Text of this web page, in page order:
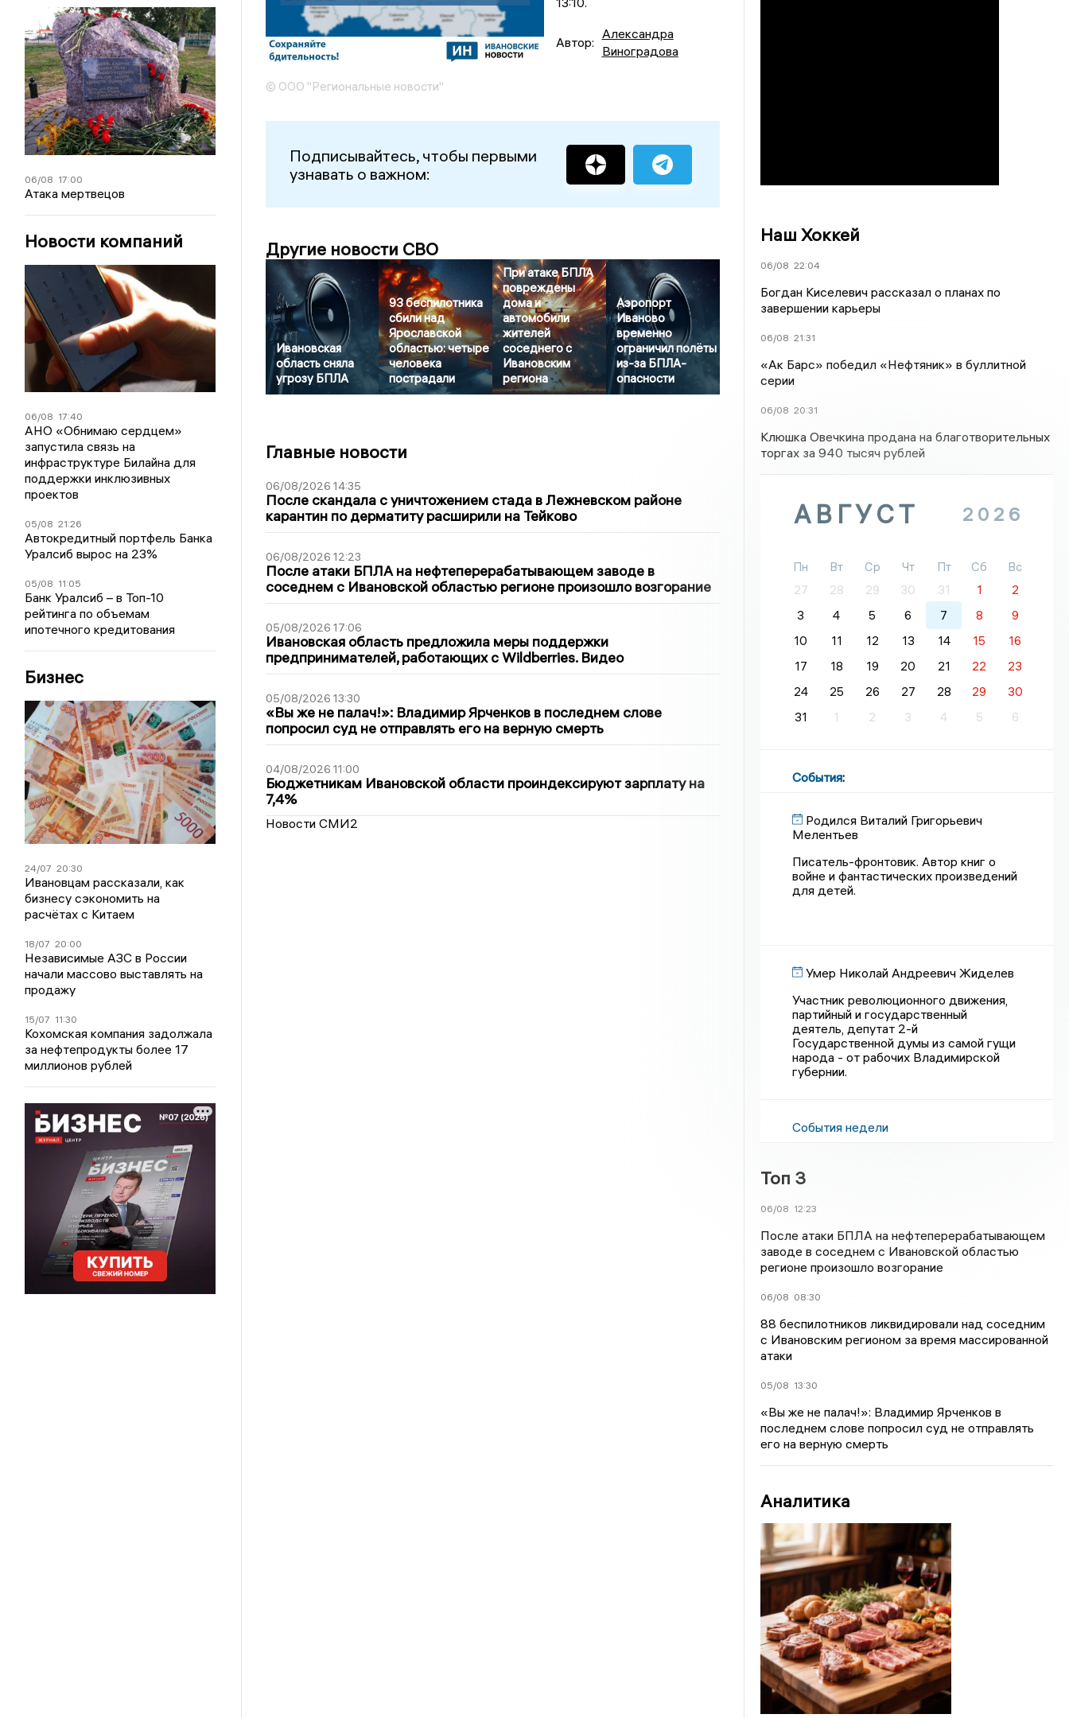
06/08 17:00
Атака мертвецов
Новости компаний
06/08 17:40
АНО «Обнимаю сердцем»
запустила связь на
инфраструктуре Билайна для
поддержки инклюзивных
проектов
05/08 21:26
Автокредитный портфель Банка
Уралсиб вырос на 23%
05/08 11:05
Банк Уралсиб – в Топ-10
рейтинга по объемам
ипотечного кредитования
Бизнес
24/07 20:30
Ивановцам рассказали, как
бизнесу сэкономить на
расчётах с Китаем
18/07 20:00
Независимые АЗС в России
начали массово выставлять на
продажу
15/07 11:30
Кохомская компания задолжала
за нефтепродукты более 17
миллионов рублей
© ООО "Региональные новости"
Автор:
Александра
Виноградова
Подписывайтесь, чтобы первыми
узнавать о важном:
Другие новости СВО
Ивановская
область сняла
угрозу БПЛА
93 беспилотника
сбили над
Ярославской
областью: четыре
человека
пострадали
При атаке БПЛА
повреждены
дома и
автомобили
жителей
соседнего с
Ивановским
региона
Аэропорт
Иваново
временно
ограничил полёты
из-за БПЛА-
опасности
Главные новости
06/08/2026 14:35
После скандала с уничтожением стада в Лежневском районе
карантин по дерматиту расширили на Тейково
06/08/2026 12:23
После атаки БПЛА на нефтеперерабатывающем заводе в
соседнем с Ивановской областью регионе произошло возгорание
05/08/2026 17:06
Ивановская область предложила меры поддержки
предпринимателей, работающих с Wildberries. Видео
05/08/2026 13:30
«Вы же не палач!»: Владимир Ярченков в последнем слове
попросил суд не отправлять его на верную смерть
04/08/2026 11:00
Бюджетникам Ивановской области проиндексируют зарплату на
7,4%
Новости СМИ2
Наш Хоккей
06/08 22:04
Богдан Киселевич рассказал о планах по
завершении карьеры
06/08 21:31
«Ак Барс» победил «Нефтяник» в буллитной
серии
06/08 20:31
Клюшка Овечкина продана на благотворительных
торгах за 940 тысяч рублей
АВГУСТ 2026
Пн Вт Ср Чт Пт Сб
Вс
27
28 29 30 31 1
2
3
4 5 6 7 8
9
10
11 12 13 14 15
16
17
18 19 20 21 22
23
24
25 26 27 28 29
30
31
1 2 3 4 5 6
События:
Родился Виталий Григорьевич
Мелентьев
Писатель-фронтовик. Автор книг о
войне и фантастических произведений
для детей.
Умер Николай Андреевич Жиделев
Участник революционного движения,
партийный и государственный
деятель, депутат 2-й
Государственной думы из самой гущи
народа - от рабочих Владимирской
губернии.
События недели
Топ 3
06/08 12:23
После атаки БПЛА на нефтеперерабатывающем
заводе в соседнем с Ивановской областью
регионе произошло возгорание
06/08 08:30
88 беспилотников ликвидировали над соседним
с Ивановским регионом за время массированной
атаки
05/08 13:30
«Вы же не палач!»: Владимир Ярченков в
последнем слове попросил суд не отправлять
его на верную смерть
Аналитика